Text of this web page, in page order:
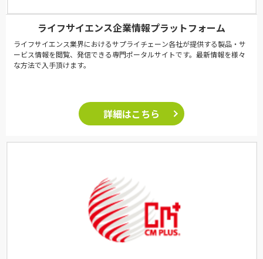
ライフサイエンス企業情報プラットフォーム
ライフサイエンス業界におけるサプライチェーン各社が提供する製品・サ
ービス情報を閲覧、発信できる専門ポータルサイトです。最新情報を様々
な方法で入手頂けます。
詳細はこちら